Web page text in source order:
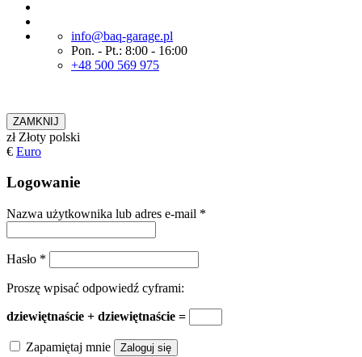
info@baq-garage.pl
Pon. - Pt.: 8:00 - 16:00
+48 500 569 975
ZAMKNIJ
zł Złoty polski
€ Euro
Logowanie
Nazwa użytkownika lub adres e-mail *
Hasło *
Proszę wpisać odpowiedź cyframi:
dziewiętnaście + dziewiętnaście =
Zapamiętaj mnie Zaloguj się